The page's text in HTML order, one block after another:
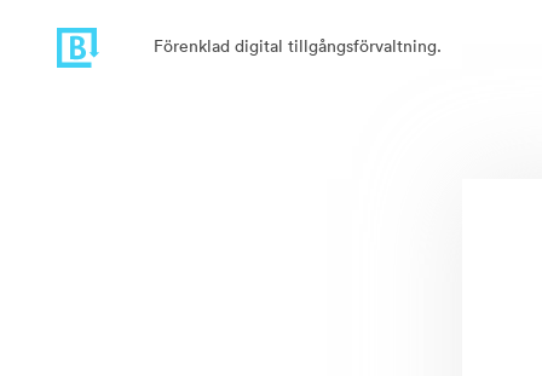
Förenklad digital tillgångsförvaltning.